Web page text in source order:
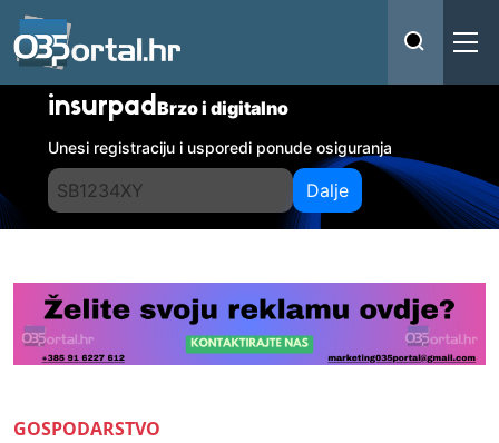
insurpadBrzo i digitalno
Unesi registraciju i usporedi ponude osiguranja
Dalje
GOSPODARSTVO